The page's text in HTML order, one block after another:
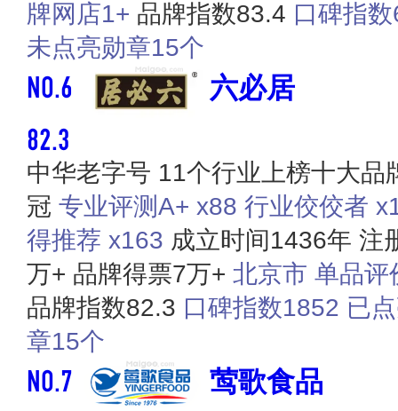
牌网店1+ 品牌指数83.4 口碑指
未点亮勋章15个
NO.6 六必居
82.3
中华老字号 11个行业上榜十大品
冠 专业评测A+ x88 行业佼佼者
得推荐 x163 成立时间1436年 注
万+ 品牌得票7万+ 北京市 单品评
品牌指数82.3 口碑指数1852 已
章15个
NO.7 莺歌食品